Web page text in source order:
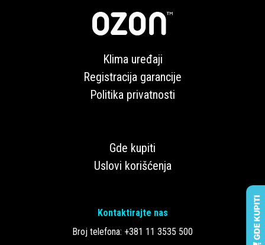
Klima uređaji
Registracija garancije
Politika privatnosti
Gde kupiti
Uslovi korišćenja
Kontaktirajte nas
Broj telefona: +381 11 3535 500